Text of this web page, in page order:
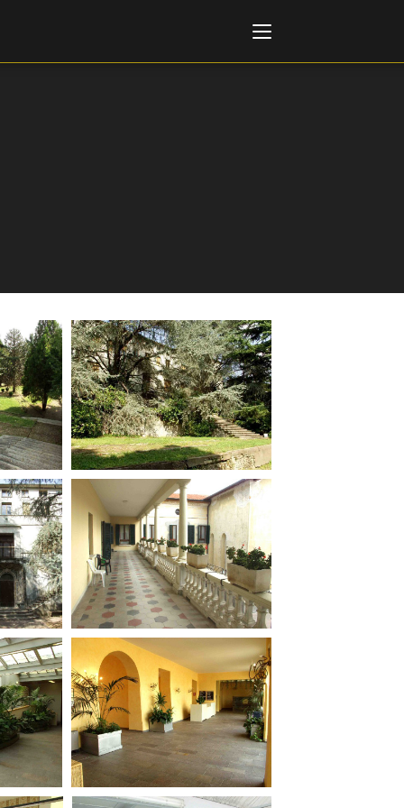
MARKETS, AWARDS
Berlin
Cannes
Festival - Bio to B Industry
Festival
d’Arte
Venezia
Film Festival
di Roma
Festival
Accedi al tuo profilo
Nuovo utente
noi
- Scuola e Lavoro
Economici per
lavori in economia